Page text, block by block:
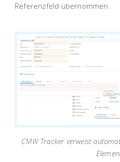
Referenzfeld übernommen.
CMW Tracker verweist